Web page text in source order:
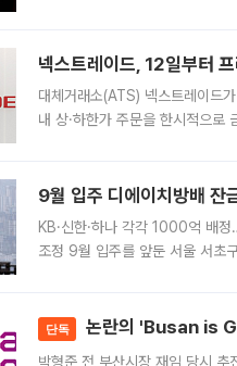
넥스트레이드, 12일부터
대체거래소(ATS) 넥스트레이드
내 상·하한가 주문을 한시적으로
9월 입주 디에이치방배
KB·신한·하나 각각 1000억 배
조정 9월 입주를 앞둔 서울 서초
단독 논란의 'Busan is
박형준 전 부산시장 재임 당시